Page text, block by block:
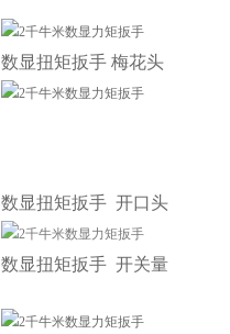
数显扭矩扳手 梅花头
数显扭矩扳手 开口头
数显扭矩扳手 开关量